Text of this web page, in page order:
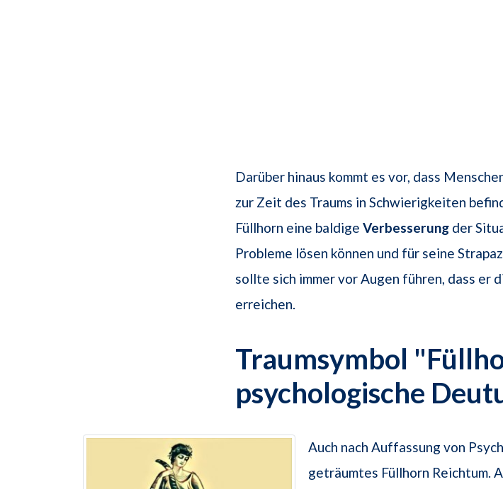
Darüber hinaus kommt es vor, dass
zur Zeit des Traums in Schwierigkeiten
Füllhorn eine baldige Verbesserung der
Probleme lösen können und für seine
sollte sich immer vor Augen führen, dass er
erreichen.
Traumsymbol
psychologische
Auch nach Auffassung von
geträumtes Füllhorn Reichtum.